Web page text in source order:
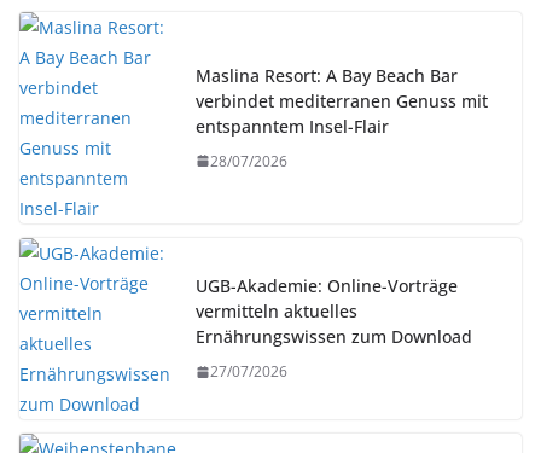
Maslina Resort: A Bay Beach Bar
verbindet mediterranen Genuss mit
entspanntem Insel-Flair
28/07/2026
UGB-Akademie: Online-Vorträge
vermitteln aktuelles
Ernährungswissen zum Download
27/07/2026